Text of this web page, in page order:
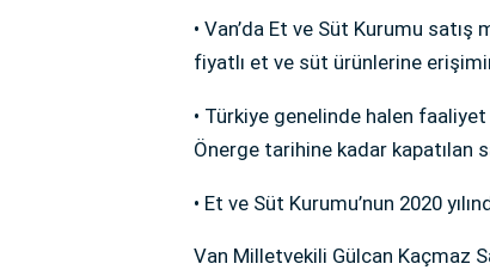
• Van’da Et ve Süt Kurumu satış
fiyatlı et ve süt ürünlerine
• Türkiye genelinde halen
Önerge tarihine kadar kapatılan
• Et ve Süt Kurumu’nun 2020
Van Milletvekili Gülcan Kaçmaz